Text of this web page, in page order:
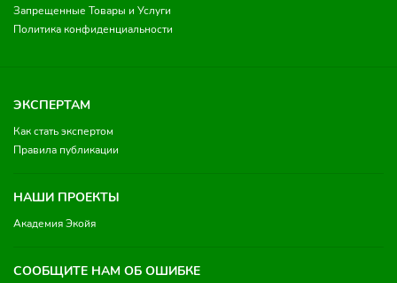
Запрещенные Товары и Услуги
Политика конфиденциальности
ЭКСПЕРТАМ
Как стать экспертом
Правила публикации
НАШИ ПРОЕКТЫ
Академия Экойя
СООБЩИТЕ НАМ ОБ ОШИБКЕ